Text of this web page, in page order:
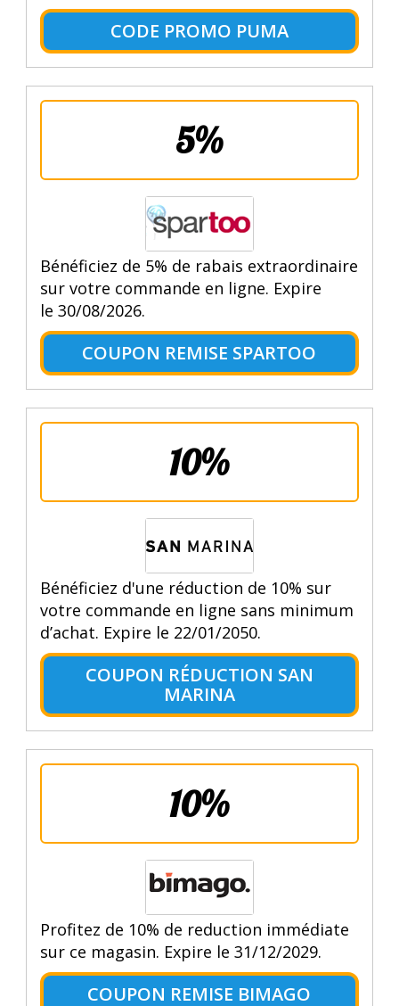
CODE PROMO PUMA
5%
Bénéficiez de 5% de rabais extraordinaire
sur votre commande en ligne. Expire
le 30/08/2026.
COUPON REMISE SPARTOO
10%
Bénéficiez d'une réduction de 10% sur
votre commande en ligne sans minimum
d’achat. Expire le 22/01/2050.
COUPON RÉDUCTION SAN
MARINA
10%
Profitez de 10% de reduction immédiate
sur ce magasin. Expire le 31/12/2029.
COUPON REMISE BIMAGO